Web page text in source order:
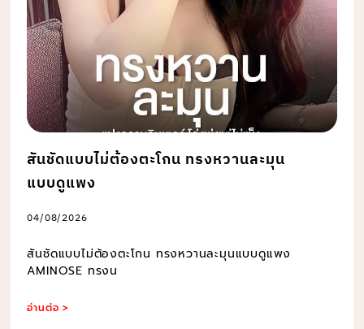
สันชัดแบบไม่ต้องตะโกน ทรงหวานละมุน
แบบดูแพง
04/08/2026
สันชัดแบบไม่ต้องตะโกน ทรงหวานละมุนแบบดูแพง
AMINOSE ทรงน
อ่านต่อ >